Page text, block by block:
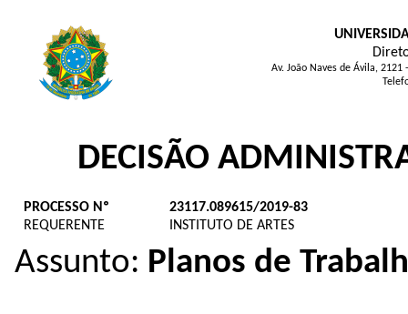
Av. João Naves de Ávila,
DECISÃO
PROCESSO Nº
23117.089615/2019-83
REQUERENTE
INSTITUTO DE ARTES
Assunto: Planos de